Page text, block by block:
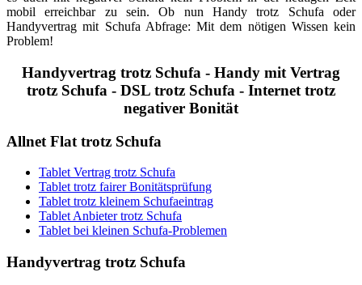
mobil erreichbar zu sein. Ob nun Handy trotz Schufa oder
Handyvertrag mit Schufa Abfrage: Mit dem nötigen Wissen kein
Problem!
Handyvertrag trotz Schufa - Handy mit Vertrag
trotz Schufa - DSL trotz Schufa - Internet trotz
negativer Bonität
Allnet Flat trotz Schufa
Tablet Vertrag trotz Schufa
Tablet trotz fairer Bonitätsprüfung
Tablet trotz kleinem Schufaeintrag
Tablet Anbieter trotz Schufa
Tablet bei kleinen Schufa-Problemen
Handyvertrag trotz Schufa